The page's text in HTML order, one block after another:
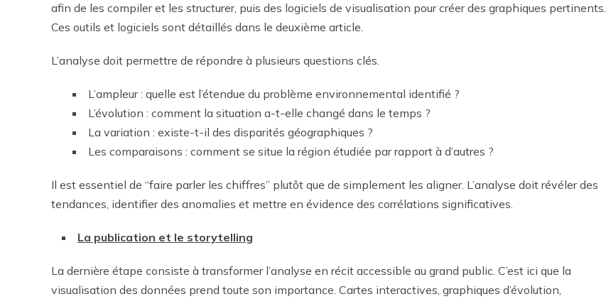
afin de les compiler et les structurer, puis des logiciels de visualisation pour créer des graphiques pertinents.
Ces outils et logiciels sont détaillés dans le deuxième article.
L’analyse doit permettre de répondre à plusieurs questions clés.
L’ampleur : quelle est l’étendue du problème environnemental identifié ?
L’évolution : comment la situation a-t-elle changé dans le temps ?
La variation : existe-t-il des disparités géographiques ?
Les comparaisons : comment se situe la région étudiée par rapport à d’autres ?
Il est essentiel de “faire parler les chiffres” plutôt que de simplement les aligner. L’analyse doit révéler des
tendances, identifier des anomalies et mettre en évidence des corrélations significatives.
La publication et le storytelling
La dernière étape consiste à transformer l’analyse en récit accessible au grand public. C’est ici que la
visualisation des données prend toute son importance. Cartes interactives, graphiques d’évolution,